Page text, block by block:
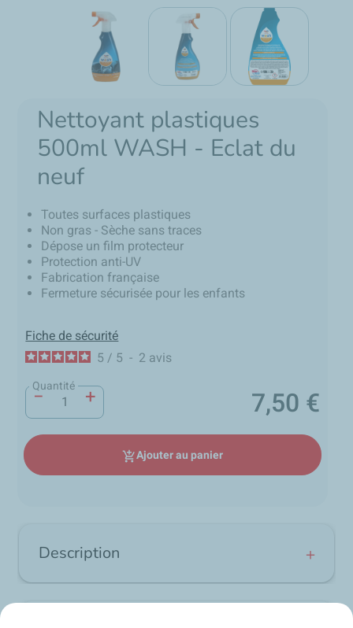
Nettoyant plastiques
500ml WASH - Eclat du
neuf
Toutes surfaces plastiques
Non gras - Sèche sans traces
Dépose un film protecteur
Protection anti-UV
Fabrication française
Fermeture sécurisée pour les enfants
Fiche de sécurité
5 / 5 - 2 avis
Quantité
− + Prix
7,50 €
add_shopping_cartAjouter au panier
Description
développé pour l'entretien et la rénovation des